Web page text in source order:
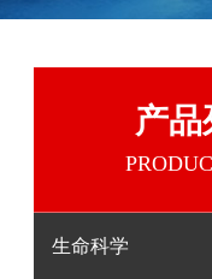
产品
生命科学